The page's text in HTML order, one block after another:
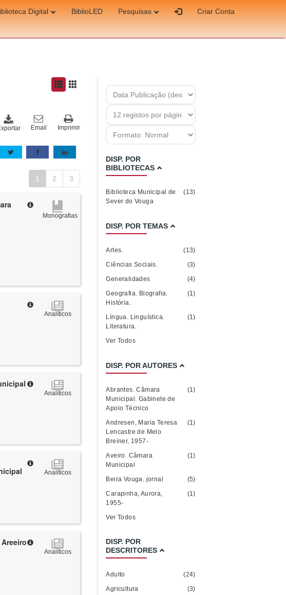
Digital BiblioLED Pesquisas
Criar Conta
Imprimir
Email
1 2 3
Monografias
Analíticos
Analíticos
Analíticos
Analíticos
DISP. POR
BIBLIOTECAS
Biblioteca Municipal de
Sever do Vouga
(13)
DISP. POR TEMAS
Artes.
(13)
Ciências Sociais.
(3)
Generalidades
(4)
Geografia. Biografia.
História.
(1)
Língua. Linguística.
Literatura.
(1)
Ver Todos
DISP. POR AUTORES
Abrantes. Câmara
Municipal. Gabinete de
Apoio Técnico
(1)
Andresen, Maria Teresa
Lencastre de Melo
Breiner, 1957-
(1)
Aveiro. Câmara
Municipal
(1)
Beira Vouga. jornal
(5)
Carapinha, Aurora,
1955-
(1)
Ver Todos
DISP. POR
DESCRITORES
Adulto
(24)
Agricultura
(3)